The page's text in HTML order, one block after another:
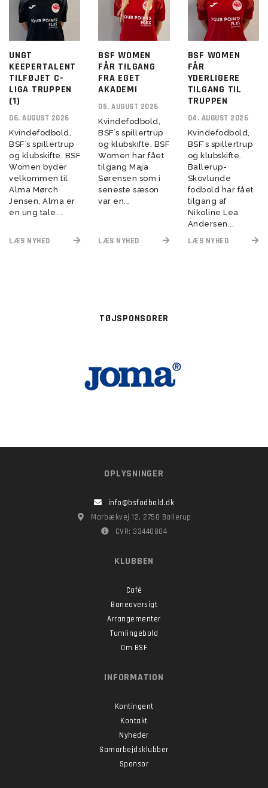
UNGT
KEEPERTALENT
TILFØJET C-
LIGA TRUPPEN
(1)
06. AUGUST 2026
Kvindefodbold,
BSF´s spillertrup
og klubskifte. BSF
Women byder
velkommen til
Alma Mørch
Jensen, Alma er
en ung tale...
LÆS NYHED
BSF WOMEN
FÅR TILGANG
FRA EGET
AKADEMI
05. AUGUST 2026
Kvindefodbold,
BSF´s spillertrup
og klubskifte. BSF
Women har fået
tilgang Maja
Sørensen som i
seneste sæson
var en...
LÆS NYHED
BSF WOMEN
FÅR
YDERLIGERE
TILGANG TIL
TRUPPEN
04. AUGUST 2026
Kvindefodbold,
BSF´s spillertrup
og klubskifte.
Ballerup-
Skovlunde
fodbold har fået
tilgang af
Nikoline Lea
Andersen...
LÆS NYHED
TØJSPONSORER
OPLYSNINGER
info@bsfodbold.dk
Marbækvej 12, 2750 Ballerup
CVR: 33440804
KLUBBEN
Café
Baneoversigt
Arrangementer
Tumlingebold
Om BSF
INFORMATION
Kontingent
Kontakt
Nyheder
Samarbejdsklubber
Sponsor